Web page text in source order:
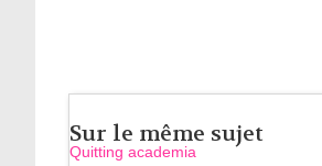
Sur le même sujet
Quitting academia